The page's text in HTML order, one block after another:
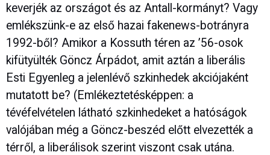
keverjék az országot és az Antall-kormányt? Vagy
emlékszünk-e az első hazai fakenews-botrányra
1992-ből? Amikor a Kossuth téren az ’56-osok
kifütyülték Göncz Árpádot, amit aztán a liberális
Esti Egyenleg a jelenlévő szkinhedek akciójaként
mutatott be? (Emlékeztetésképpen: a
tévéfelvételen látható szkinhedeket a hatóságok
valójában még a Göncz-beszéd előtt elvezették a
térről, a liberálisok szerint viszont csak utána.